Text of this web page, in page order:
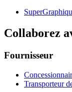
Collaborez
Fournisseur
Transporteur